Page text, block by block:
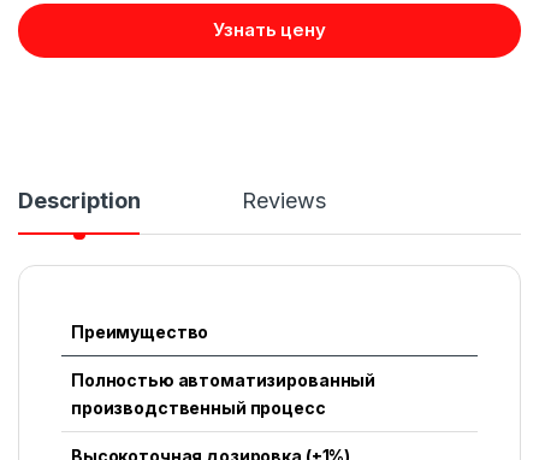
Узнать цену
Description Reviews
Преимущество
Полностью автоматизированный
производственный процесс
Высокоточная дозировка (±1%)